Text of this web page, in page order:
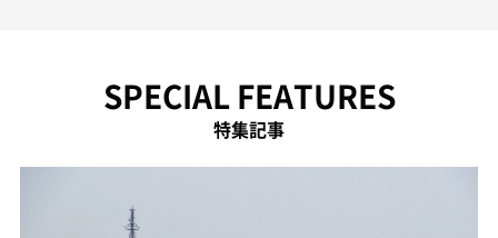
SPECIAL FEATURES
特集記事